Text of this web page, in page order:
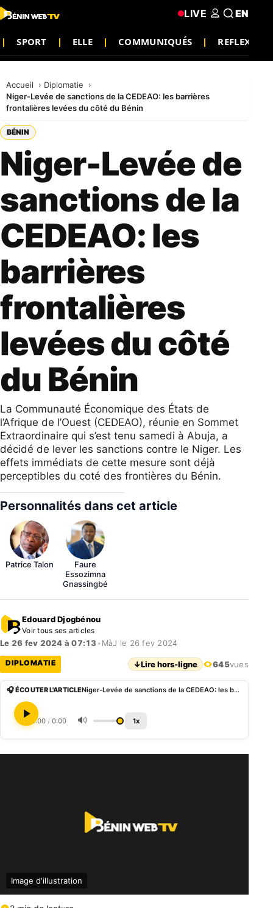
SPORT ELLE COMMUNIQUÉS REFLEXION
LIVE EN
Accueil
Diplomatie
Niger-Levée de sanctions de la CEDEAO: les barrières
frontalières levées du côté du Bénin
BÉNIN
Niger-Levée de
sanctions de la
CEDEAO: les
barrières
frontalières
levées du côté
du Bénin
La Communauté Économique des États de
l’Afrique de l’Ouest (CEDEAO), réunie en Sommet
Extraordinaire qui s’est tenu samedi à Abuja, a
décidé de lever les sanctions contre le Niger. Les
effets immédiats de cette mesure sont déjà
perceptibles du coté des frontières du Bénin.
Personnalités dans cet article
Patrice Talon
Faure
Essozimna
Gnassingbé
Edouard Djogbénou
Voir tous ses articles
Le 26 fev 2024 à 07:13• MàJ le 26 fev 2024
DIPLOMATIE ↓Lire hors-ligne 645vues
🎧 ÉCOUTER L'ARTICLE Niger-Levée de sanctions de la CEDEAO: les barrières frontalières levées du côté du Bénin
0:00 / 0:00 🔊 1x
Image d'illustration